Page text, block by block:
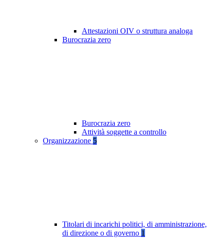
Attestazioni OIV o struttura analoga
Burocrazia zero
Burocrazia zero
Attività soggette a controllo
Organizzazione 5
Titolari di incarichi politici, di amministrazione,
di direzione o di governo 1